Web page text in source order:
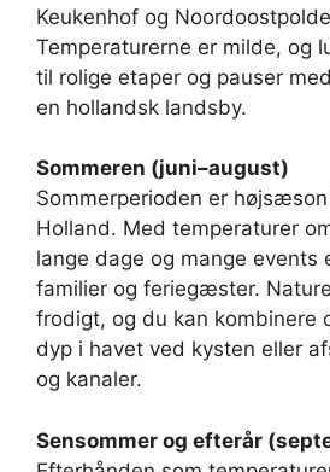
Keukenhof og
Temperaturerne er milde, og
til rolige etaper og pauser
en hollandsk landsby.
Sommeren (juni–august)
Sommerperioden er
Holland. Med temperaturer
lange dage og mange events
familier og feriegæster.
frodigt, og du kan kombinere
dyp i havet ved kysten eller
og kanaler.
Sensommer og efterår